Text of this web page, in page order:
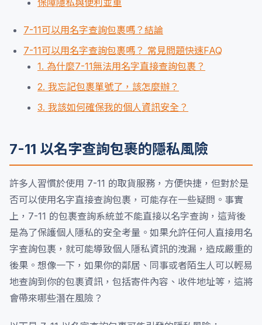
保障隱私與便利並重
7-11可以用名字查詢包裹嗎？結論
7-11可以用名字查詢包裹嗎？ 常見問題快速FAQ
1. 為什麼7-11無法用名字直接查詢包裹？
2. 我忘記包裹單號了，該怎麼辦？
3. 我該如何確保我的個人資訊安全？
7-11 以名字查詢包裹的隱私風險
許多人習慣於使用 7-11 的取貨服務，方便快捷，但對於是
否可以使用名字直接查詢包裹，可能存在一些疑問。事實
上，7-11 的包裹查詢系統並不能直接以名字查詢，這背後
是為了保護個人隱私的安全考量。如果允許任何人直接用名
字查詢包裹，就可能導致個人隱私資訊的洩漏，造成嚴重的
後果。想像一下，如果你的鄰居、同事或者陌生人可以輕易
地查詢到你的包裹資訊，包括寄件內容、收件地址等，這將
會帶來哪些潛在風險？